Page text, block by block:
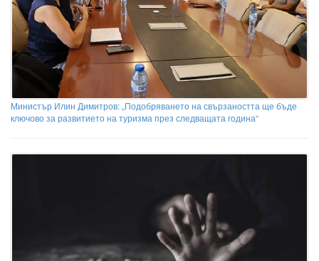
Министър Илин Димитров: „Подобряването на свързаността ще бъде
ключово за развитието на туризма през следващата година“